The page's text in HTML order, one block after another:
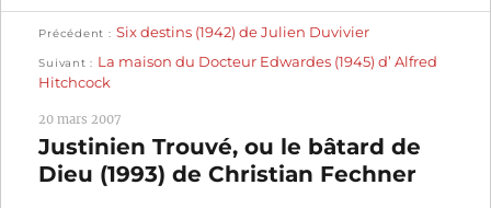
:
OK
Navigation
de
l’article
Précédent
précédente :
Six destins (1942) de Julien Duvivier
Suivant
suivante :
La maison du Docteur Edwardes (1945) d’ Alfred
Hitchcock
20 mars 2007
Justinien Trouvé, ou le bâtard de
Dieu (1993) de Christian Fechner